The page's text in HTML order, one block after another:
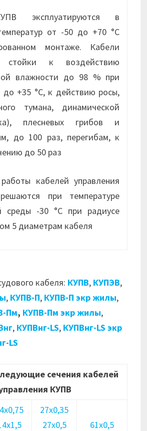
эксплуатируются в
от -50 до +70 °С
монтаже. Кабели
стойки к воздействию
влажности до 98 % при
до +35 °С, к действию росы,
тумана, динамической
плесневых грибов и
до 100 раз, перегибам, к
до 50 раз
кабелей управления
при температуре
среды -30 °С при радиусе
5 диаметрам кабеля
кабеля: КУПВ, КУПЭВ,
, КУПВ-П, КУПВ-П экр жилы,
Пм, КУПВ-Пм экр жилы,
, КУПВнг-LS, КУПВнг-LS экр
LS
сечения кабелей
КУПВ
27х0,35
27х0,5
61х0,5